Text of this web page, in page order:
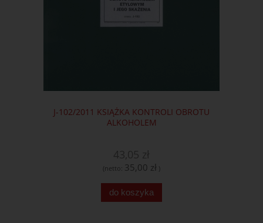
J-102/2011 KSIĄŻKA KONTROLI OBROTU
ALKOHOLEM
(netto: 35,00 zł )
do koszyka